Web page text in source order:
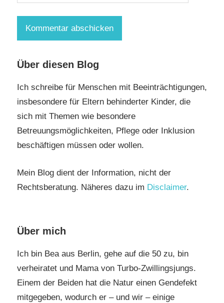
Über diesen Blog
Ich schreibe für Menschen mit Beeinträchtigungen,
insbesondere für Eltern behinderter Kinder, die
sich mit Themen wie besondere
Betreuungsmöglichkeiten, Pflege oder Inklusion
beschäftigen müssen oder wollen.
Mein Blog dient der Information, nicht der
Rechtsberatung. Näheres dazu im Disclaimer.
Über mich
Ich bin Bea aus Berlin, gehe auf die 50 zu, bin
verheiratet und Mama von Turbo-Zwillingsjungs.
Einem der Beiden hat die Natur einen Gendefekt
mitgegeben, wodurch er – und wir – einige